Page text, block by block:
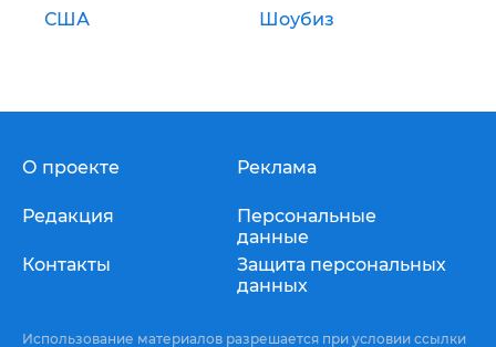
США Шоубиз
О проекте
Редакция
Контакты
Реклама
Персональные
данные
Защита персональных
данных
Использование материалов разрешается при условии ссылки